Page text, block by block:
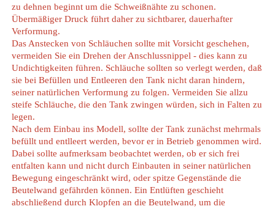
zu dehnen beginnt um die Schweißnähte zu schonen.
Übermäßiger Druck führt daher zu sichtbarer, dauerhafter
Verformung.
Das Anstecken von Schläuchen sollte mit Vorsicht geschehen,
vermeiden Sie ein Drehen der Anschlussnippel - dies kann zu
Undichtigkeiten führen. Schläuche sollten so verlegt werden, daß
sie bei Befüllen und Entleeren den Tank nicht daran hindern,
seiner natürlichen Verformung zu folgen. Vermeiden Sie allzu
steife Schläuche, die den Tank zwingen würden, sich in Falten zu
legen.
Nach dem Einbau ins Modell, sollte der Tank zunächst mehrmals
befüllt und entlleert werden, bevor er in Betrieb genommen wird.
Dabei sollte aufmerksam beobachtet werden, ob er sich frei
entfalten kann und nicht durch Einbauten in seiner natürlichen
Bewegung eingeschränkt wird, oder spitze Gegenstände die
Beutelwand gefährden können. Ein Entlüften geschieht
abschließend durch Klopfen an die Beutelwand, um die